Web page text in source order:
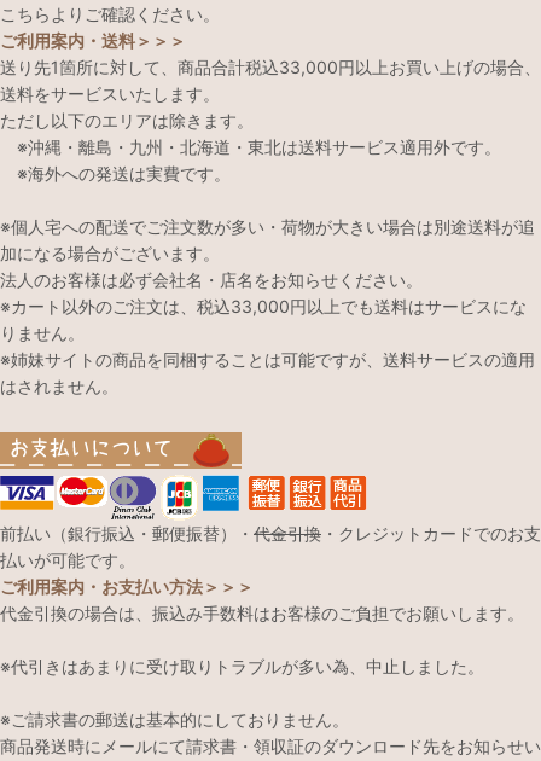
こちらよりご確認ください。
ご利用案内・送料＞＞＞
送り先1箇所に対して、商品合計税込33,000円以上お買い上げの場合、
送料をサービスいたします。
ただし以下のエリアは除きます。
※沖縄・離島・九州・北海道・東北は送料サービス適用外です。
※海外への発送は実費です。
※個人宅への配送でご注文数が多い・荷物が大きい場合は別途送料が追
加になる場合がございます。
法人のお客様は必ず会社名・店名をお知らせください。
※カート以外のご注文は、税込33,000円以上でも送料はサービスにな
りません。
※姉妹サイトの商品を同梱することは可能ですが、送料サービスの適用
はされません。
前払い（銀行振込・郵便振替）・ 代金引換 ・クレジットカードでのお支
払いが可能です。
ご利用案内・お支払い方法＞＞＞
代金引換の場合は、振込み手数料はお客様のご負担でお願いします。
※代引きはあまりに受け取りトラブルが多い為、中止しました。
※ご請求書の郵送は基本的にしておりません。
商品発送時にメールにて請求書・領収証のダウンロード先をお知らせい